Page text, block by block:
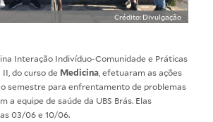
Crédito: Divulgação
Interação Indivíduo-Comunidade e Práticas
do curso de Medicina , efetuaram as ações
semestre para enfrentamento de problemas
a equipe de saúde da UBS Brás. Elas
03/06 e 10/06.